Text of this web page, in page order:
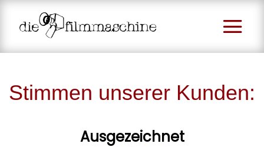
Stimmen unserer Kunden:
Ausgezeichnet